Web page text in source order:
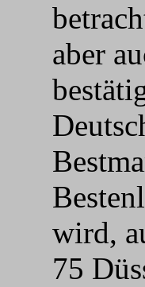
aber
wird,
75